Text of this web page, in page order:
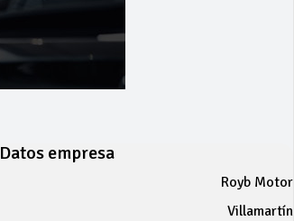
Datos empresa
Royb Motor
Villamartín